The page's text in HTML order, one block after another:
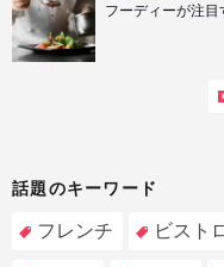
フーディーが注目
話題のキーワード
フレンチ ビスト